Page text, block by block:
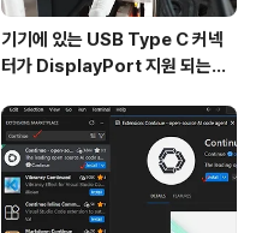
기기에 있는 USB Type C 커넥
터가 DisplayPort 지원 되는지